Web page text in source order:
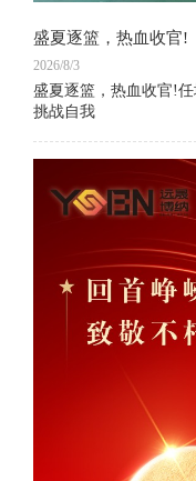
盛夏逐篮，热血收官!
2026/8/3
盛夏逐篮，热血收官!任
挑战自我